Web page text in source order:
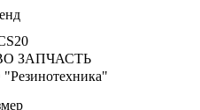
ЗАПЧАСТЬ